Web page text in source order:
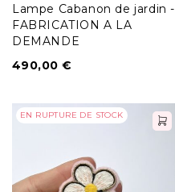
Lampe Cabanon de jardin -
FABRICATION A LA
DEMANDE
490,00 €
EN RUPTURE DE STOCK